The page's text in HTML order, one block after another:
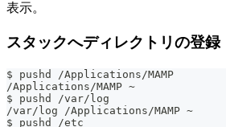
表示。
スタックへディレクトリの登録
$ pushd /Applications/MAMP
/Applications/MAMP ~
$ pushd /var/log
/var/log /Applications/MAMP ~
$ pushd /etc